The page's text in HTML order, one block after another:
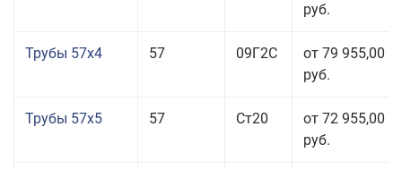
руб.
Трубы 57x4 57 09Г2С
от 79 955,00
руб.
Трубы 57x5 57 Ст20
от 72 955,00
руб.